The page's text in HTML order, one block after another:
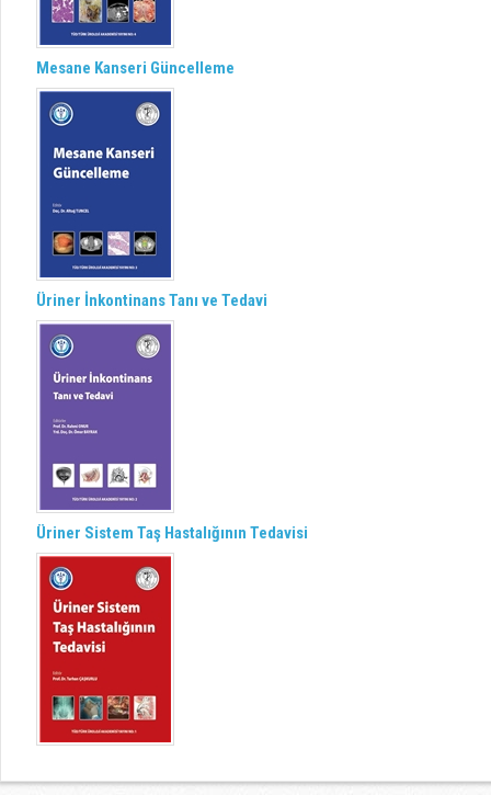
Mesane Kanseri Güncelleme
Üriner İnkontinans Tanı ve Tedavi
Üriner Sistem Taş Hastalığının Tedavisi